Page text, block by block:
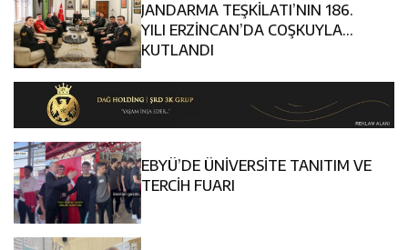
JANDARMA TEŞKİLATI’NIN 186.
YILI ERZİNCAN’DA COŞKUYLA
KUTLANDI
EBYÜ’DE ÜNİVERSİTE TANITIM VE
TERCİH FUARI